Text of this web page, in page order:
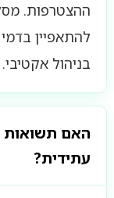
ההצטרפות.
להתאפיין
בניהול אקטיבי.
האם
עתידית?